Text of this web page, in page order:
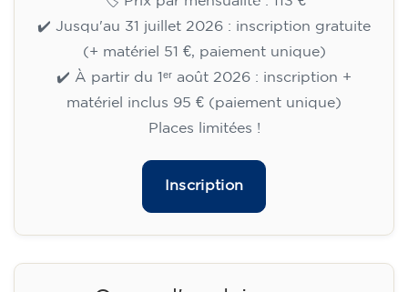
Cours d'anglais pour adultes -
niveau B1 - MERCREDI 17h30-
19h
113